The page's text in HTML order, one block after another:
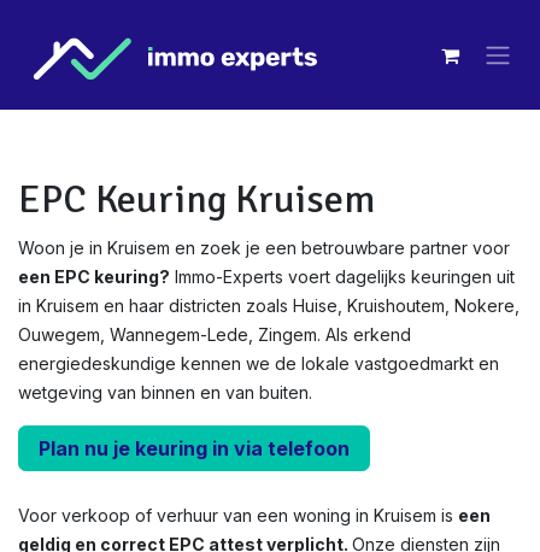
EPC Keuring Kruisem
Woon je in Kruisem en zoek je een betrouwbare partner voor
een EPC keuring? Immo-Experts voert dagelijks keuringen uit
in Kruisem en haar districten zoals Huise, Kruishoutem, Nokere,
Ouwegem, Wannegem-Lede, Zingem. Als erkend
energiedeskundige kennen we de lokale vastgoedmarkt en
wetgeving van binnen en van buiten.
Plan nu je keuring in via telefoon
Voor verkoop of verhuur van een woning in Kruisem is een
geldig en correct EPC attest verplicht. Onze diensten zijn